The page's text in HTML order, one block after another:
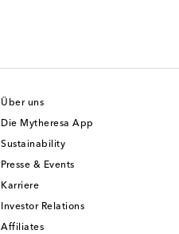
Über uns
Die Mytheresa App
Sustainability
Presse & Events
Karriere
Investor Relations
Affiliates